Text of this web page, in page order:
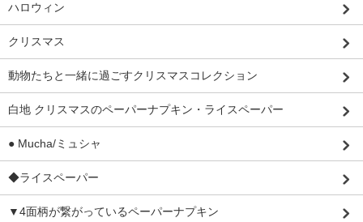
ハロウィン
クリスマス
動物たちと一緒に過ごすクリスマスコレクション
白地 クリスマスのペーパーナプキン・ライスペーパー
● Mucha/ミュシャ
◆ライスペーパー
▼4面柄が繋がっているペーパーナプキン